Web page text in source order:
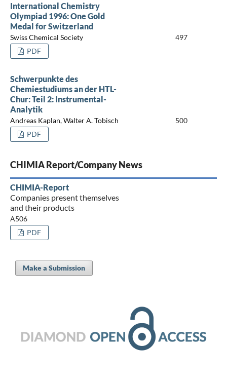
International Chemistry
Olympiad 1996: One Gold
Medal for Switzerland
Swiss Chemical Society
497
PDF
Schwerpunkte des
Chemiestudiums an der HTL-
Chur: Teil 2: Instrumental-
Analytik
Andreas Kaplan, Walter A. Tobisch
500
PDF
CHIMIA Report/Company News
CHIMIA-Report
Companies present themselves
and their products
A506
PDF
Make a Submission